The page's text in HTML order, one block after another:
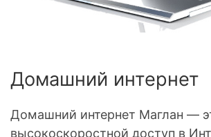
Домашний интернет
Домашний интернет Маглан —
высокоскоростной доступ в